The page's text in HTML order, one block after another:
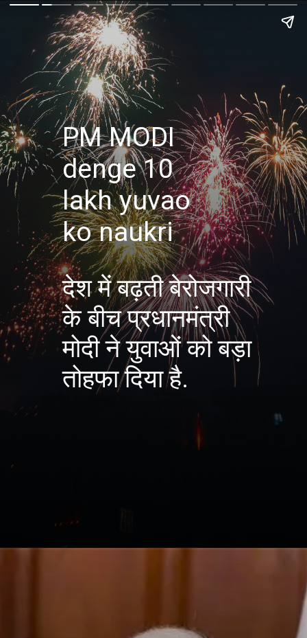
PM MODI
denge 10
lakh yuvao
ko naukri
देश में बढ़ती बेरोजगारी
के बीच प्रधानमंत्री
मोदी ने युवाओं को बड़ा
तोहफा दिया है.